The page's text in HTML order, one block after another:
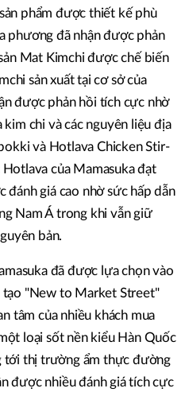
phẩm được thiết kế phù
phương đã nhận được phản
Mat Kimchi được chế biến
sản xuất tại cơ sở của
được phản hồi tích cực nhờ
chi và các nguyên liệu địa
và Hotlava Chicken Stir-
của Mamasuka đạt
đánh giá cao nhờ sức hấp dẫn
Nam Á trong khi vẫn giữ
bản.
đã được lựa chọn vào
tạo "New to Market Street"
tâm của nhiều khách mua
loại sốt nền kiểu Hàn Quốc
tới thị trường ẩm thực đường
được nhiều đánh giá tích cực